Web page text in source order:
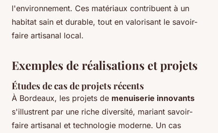
l'environnement. Ces matériaux contribuent à un
habitat sain et durable, tout en valorisant le savoir-
faire artisanal local.
Exemples de réalisations et projets
Études de cas de projets récents
À Bordeaux, les projets de menuiserie innovants
s'illustrent par une riche diversité, mariant savoir-
faire artisanal et technologie moderne. Un cas